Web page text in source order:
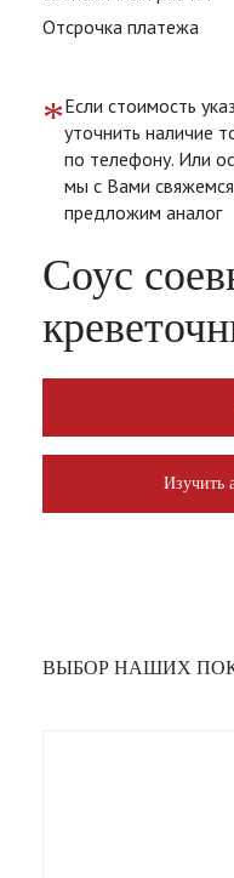
Соус
Отсрочка платежа
*Если стоимость
уточнить наличие
по телефону. Или
мы с Вами
предложим аналог
Изучить
ВЫБОР НАШИХ